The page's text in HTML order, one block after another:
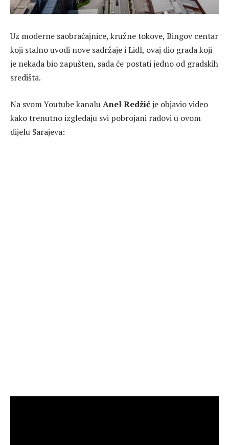
Uz moderne saobraćajnice, kružne tokove, Bingov centar
koji stalno uvodi nove sadržaje i Lidl, ovaj dio grada koji
je nekada bio zapušten, sada će postati jedno od gradskih
središta.
Na svom Youtube kanaluAnel Redžićje objavio video
kako trenutno izgledaju svi pobrojani radovi u ovom
dijelu Sarajeva: